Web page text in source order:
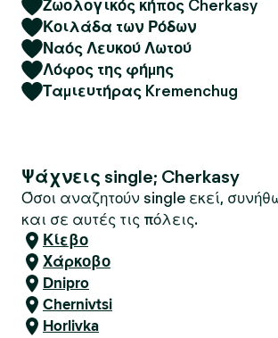
Ζωολογικός κήπος Cherkasy
Κοιλάδα των Ρόδων
Ναός Λευκού Λωτού
Λόφος της φήμης
Ταμιευτήρας Kremenchug
Ψάχνεις single; Cherkasy
Όσοι αναζητούν single εκεί,
και σε αυτές τις πόλεις.
Κίεβο
Χάρκοβο
Dnipro
Chernivtsi
Horlivka